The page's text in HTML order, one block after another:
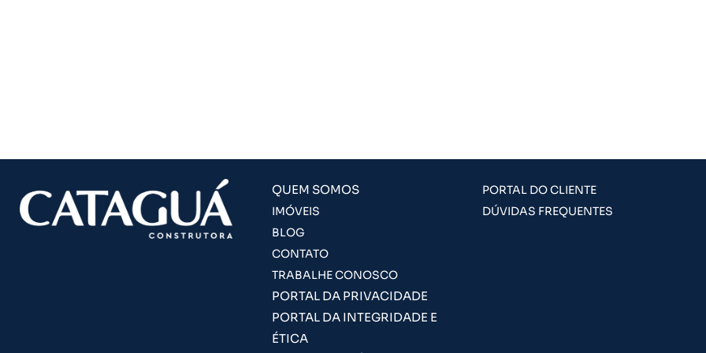
QUEM SOMOS
IMÓVEIS
BLOG
CONTATO
TRABALHE CONOSCO
PORTAL DA PRIVACIDADE
PORTAL DA INTEGRIDADE E
ÉTICA
PORTAL DO CLIENTE
DÚVIDAS FREQUENTES